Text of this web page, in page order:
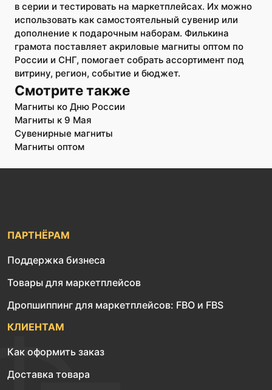
в серии и тестировать на маркетплейсах. Их можно
использовать как самостоятельный сувенир или
дополнение к подарочным наборам. Филькина
грамота поставляет акриловые магниты оптом по
России и СНГ, помогает собрать ассортимент под
витрину, регион, событие и бюджет.
Смотрите также
Магниты ко Дню России
Магниты к 9 Мая
Сувенирные магниты
Магниты оптом
ПАРТНЁРАМ
Поддержка бизнеса
Товары для маркетплейсов
Дропшиппинг для маркетплейсов: FBO и FBS
КЛИЕНТАМ
Как оформить заказ
Доставка товара